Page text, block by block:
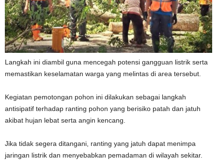
Langkah ini diambil guna mencegah potensi gangguan listrik serta
memastikan keselamatan warga yang melintas di area tersebut.
Kegiatan pemotongan pohon ini dilakukan sebagai langkah
antisipatif terhadap ranting pohon yang berisiko patah dan jatuh
akibat hujan lebat serta angin kencang.
Jika tidak segera ditangani, ranting yang jatuh dapat menimpa
jaringan listrik dan menyebabkan pemadaman di wilayah sekitar.